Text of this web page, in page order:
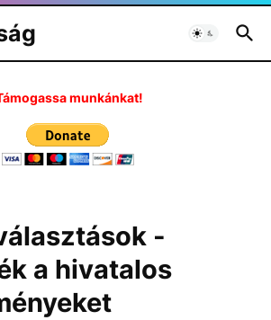
munkánkat!
-
a hivatalos